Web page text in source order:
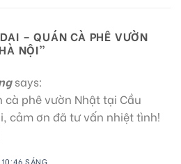
– QUÁN CÀ PHÊ VƯỜN
NỘI”
says:
cà phê vườn Nhật tại Cầu
cảm ơn đã tư vấn nhiệt tình!
SÁNG